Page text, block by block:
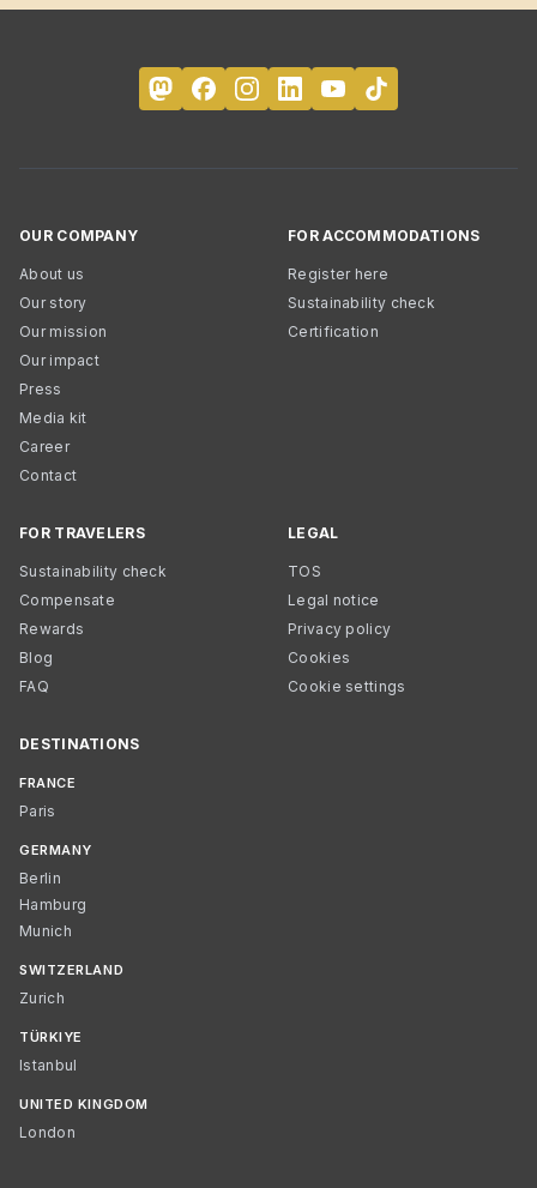
OUR COMPANY
About us
Our story
Our mission
Our impact
Press
Media kit
Career
Contact
FOR ACCOMMODATIONS
Register here
Sustainability check
Certification
FOR TRAVELERS
Sustainability check
Compensate
Rewards
Blog
FAQ
LEGAL
TOS
Legal notice
Privacy policy
Cookies
Cookie settings
DESTINATIONS
FRANCE
Paris
GERMANY
Berlin
Hamburg
Munich
SWITZERLAND
Zurich
TÜRKIYE
Istanbul
UNITED KINGDOM
London